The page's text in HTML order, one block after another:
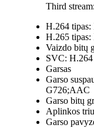
Third
H.264 tipas:
H.265 tipas:
Vaizdo bitų
SVC:
Garsas
Garso
G726;AAC
Garso bitų
Aplinkos
Garso